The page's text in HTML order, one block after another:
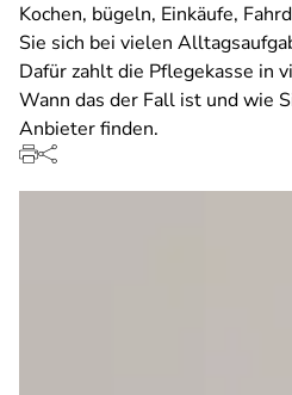
Kochen, bügeln, Einkäufe,
Sie sich bei vielen
Dafür zahlt die Pflegekasse in
Wann das der Fall ist und wie
Anbieter finden.